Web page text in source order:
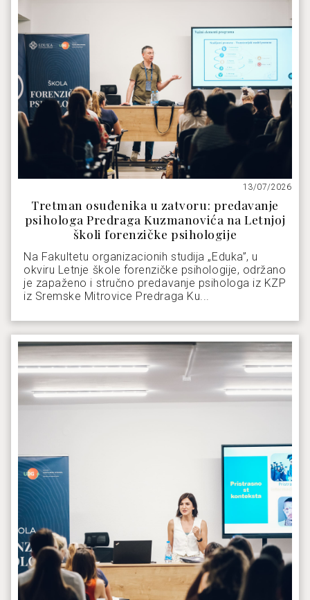
13/07/2026
Tretman osuđenika u zatvoru: predavanje
psihologa Predraga Kuzmanovića na Letnjoj
školi forenzičke psihologije
Na Fakultetu organizacionih studija „Eduka”, u
okviru Letnje škole forenzičke psihologije, održano
je zapaženo i stručno predavanje psihologa iz KZP
iz Sremske Mitrovice Predraga Ku...